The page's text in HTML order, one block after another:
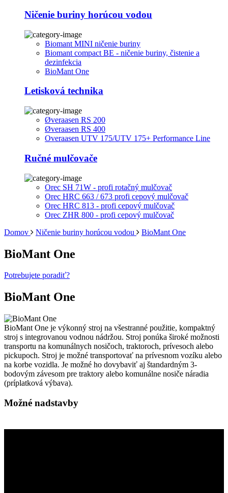
Ničenie buriny horúcou vodou
Biomant MINI ničenie buriny
Biomant compact BE - ničenie buriny, čistenie a
dezinfekcia
BioMant One
Letisková technika
Øveraasen RS 200
Øveraasen RS 400
Overaasen UTV 175/UTV 175+ Performance Line
Ručné mulčovače
Orec SH 71W - profi rotačný mulčovač
Orec HRC 663 / 673 profi cepový mulčovač
Orec HRC 813 - profi cepový mulčovač
Orec ZHR 800 - profi cepový mulčovač
Domov
Ničenie buriny horúcou vodou BioMant One
BioMant One
Potrebujete poradiť?
BioMant One
BioMant One je výkonný stroj na všestranné použitie, kompaktný
stroj s integrovanou vodnou nádržou. Stroj ponúka široké možnosti
transportu na komunálnych nosičoch, traktoroch, prívesoch alebo
pickupoch. Stroj je možné transportovať na prívesnom vozíku alebo
na korbe vozidla. Je možné ho dovybaviť aj štandardným 3-
bodovým závesom pre traktory alebo komunálne nosiče náradia
(príplatková výbava).
Možné nadstavby